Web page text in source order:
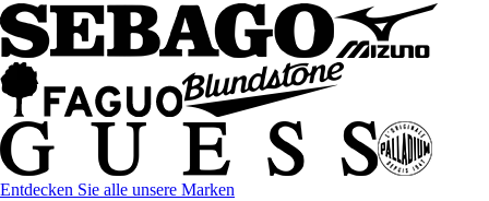
Entdecken Sie alle unsere Marken